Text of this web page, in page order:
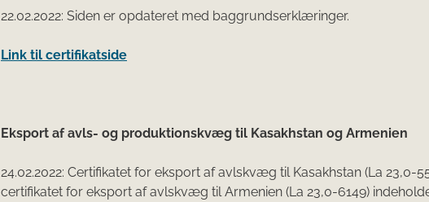
22.02.2022: Siden er opdateret med baggrundserklæringer.
Link til certifikatside
Eksport af avls- og produktionskvæg til Kasakhstan og Armenien
24.02.2022: Certifikatet for eksport af avlskvæg til Kasakhstan (La 23,0-
certifikatet for eksport af avlskvæg til Armenien (La 23,0-6149)